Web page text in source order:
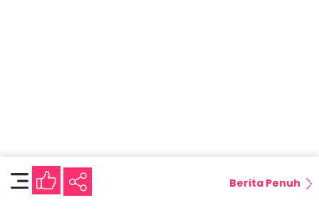
Berita Penuh